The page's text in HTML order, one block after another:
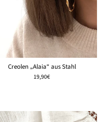
Creolen „Alaia“ aus Stahl
19,90€